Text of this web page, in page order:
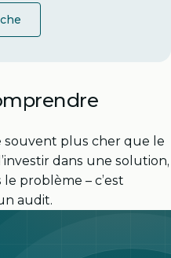
souvent plus cher que le
dans une solution,
problème – c’est
audit.